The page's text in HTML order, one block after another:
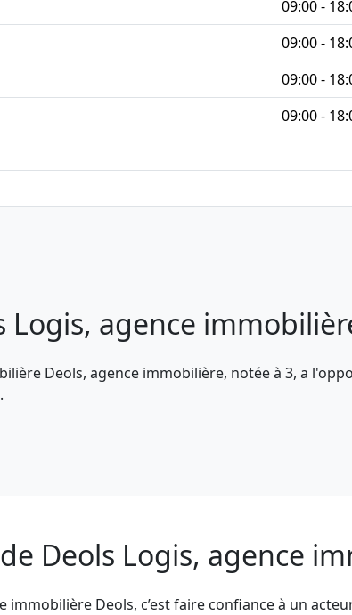
09:00 -
09:00 -
09:00 -
09:00 -
Logis, agence
Deols, agence immobilière, notée à 3, a
Deols Logis, agence
immobilière Deols, c’est faire confiance à un